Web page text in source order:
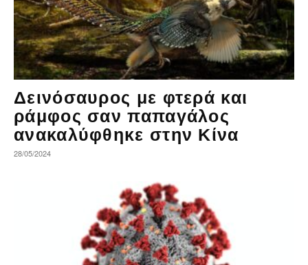
Δεινόσαυρος με φτερά και
ράμφος σαν παπαγάλος
ανακαλύφθηκε στην Κίνα
28/05/2024